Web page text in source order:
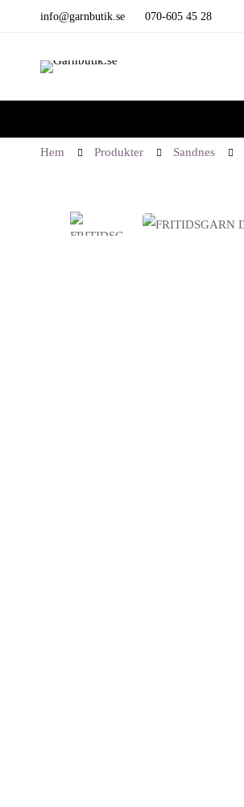
info@garnbutik.se 070-605 45 28
Hem Produkter Sandnes